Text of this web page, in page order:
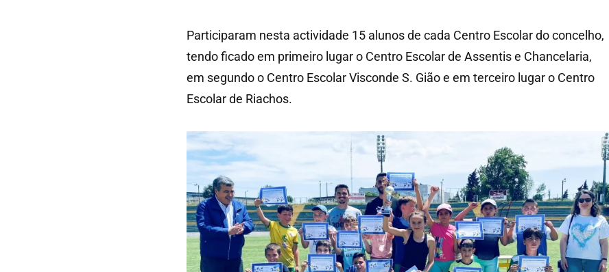
Participaram nesta actividade 15 alunos de cada Centro Escolar do concelho,
tendo ficado em primeiro lugar o Centro Escolar de Assentis e Chancelaria,
em segundo o Centro Escolar Visconde S. Gião e em terceiro lugar o Centro
Escolar de Riachos.